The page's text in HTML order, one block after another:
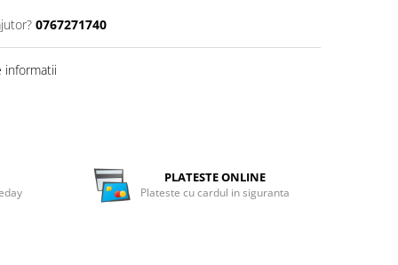
0767271740
informatii
PLATESTE ONLINE
Plateste cu cardul in siguranta